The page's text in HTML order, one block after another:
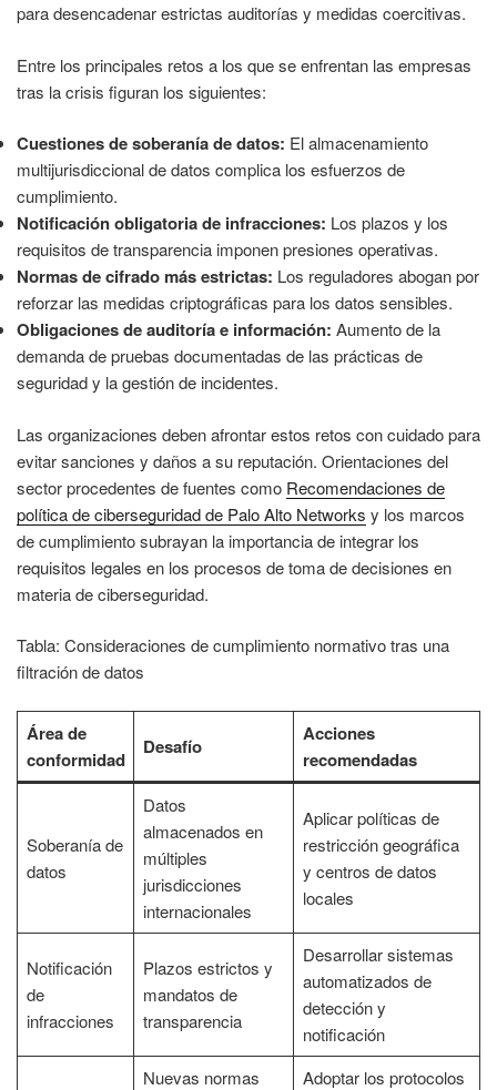
para desencadenar estrictas auditorías y medidas coercitivas.
Entre los principales retos a los que se enfrentan las empresas
tras la crisis figuran los siguientes:
Cuestiones de soberanía de datos: El almacenamiento
multijurisdiccional de datos complica los esfuerzos de
cumplimiento.
Notificación obligatoria de infracciones: Los plazos y los
requisitos de transparencia imponen presiones operativas.
Normas de cifrado más estrictas: Los reguladores abogan por
reforzar las medidas criptográficas para los datos sensibles.
Obligaciones de auditoría e información: Aumento de la
demanda de pruebas documentadas de las prácticas de
seguridad y la gestión de incidentes.
Las organizaciones deben afrontar estos retos con cuidado para
evitar sanciones y daños a su reputación. Orientaciones del
sector procedentes de fuentes como Recomendaciones de
política de ciberseguridad de Palo Alto Networks y los marcos
de cumplimiento subrayan la importancia de integrar los
requisitos legales en los procesos de toma de decisiones en
materia de ciberseguridad.
Tabla: Consideraciones de cumplimiento normativo tras una
filtración de datos
Área de
conformidad
Desafío
Acciones
recomendadas
Soberanía de
datos
Datos
almacenados en
múltiples
jurisdicciones
internacionales
Aplicar políticas de
restricción geográfica
y centros de datos
locales
Notificación
de
infracciones
Plazos estrictos y
mandatos de
transparencia
Desarrollar sistemas
automatizados de
detección y
notificación
Nuevas normas
Adoptar los protocolos